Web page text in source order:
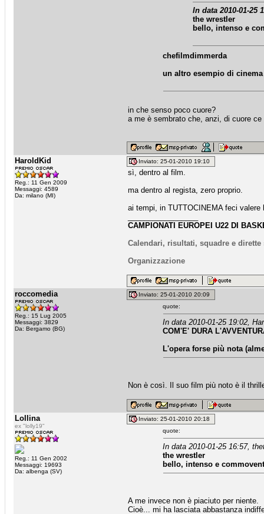
In data 2010-01-25
the wrestler
bello, intenso e
chefilmdimmerda
un altro esempio di
in che senso poco cuore?
a me è sembrato che, anzi, di cuore
HaroldKid
Reg.: 11 Gen 2009
Messaggi: 4589
Da: milano (MI)
Inviato: 25-01-2010 19:10
sì, dentro al film.
ma dentro al regista, zero proprio.
ai tempi, in TUTTOCINEMA feci valere
CAMPIONATI EUROPEI U22 DI
Calendari, risultati, squadre e dirette
Organizzazione
roccomedia
Reg.: 15 Lug 2005
Messaggi: 3829
Da: Bergamo (BG)
Inviato: 25-01-2010 20:09
quote:
In data 2010-01-25 19:02,
COM'E' DURA
L'opera forse più nota
Non è così. Il suo film più noto è il
Lollina
ex "lolly19"
Reg.: 11 Gen 2002
Messaggi: 19693
Da: albenga (SV)
Inviato: 25-01-2010 20:18
quote:
In data 2010-01-25 16:57,
the wrestler
bello, intenso e
A me invece non è piaciuto per niente.
Cioè... mi ha lasciata abbastanza